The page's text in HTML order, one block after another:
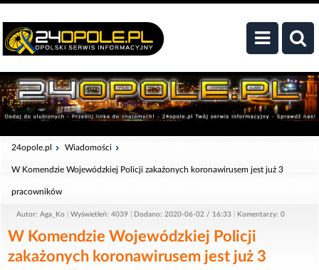
24opole.pl Wiadomości
W Komendzie Wojewódzkiej Policji zakażonych koronawirusem jest już 3
pracowników
Autor: Aga_Ko Wyświetleń: 4039 Dodano: 2020-06-02 / 16:33 Komentarzy: 0
W Komendzie Wojewódzkiej Policji
zakażonych koronawirusem jest już 3